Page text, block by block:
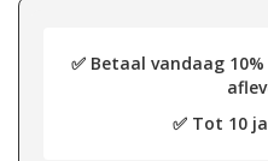
✅ Betaal vandaag
✅ Tot 10